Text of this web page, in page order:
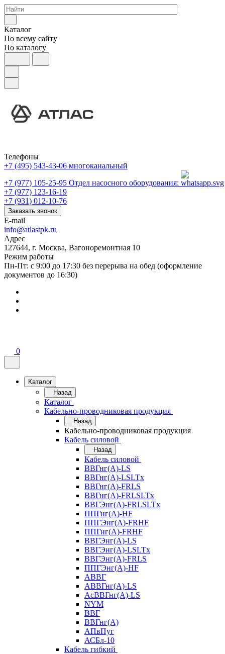
Каталог
По всему сайту
По каталогу
Телефоны
+7 (495) 543-43-06 многоканальный
+7 (977) 105-25-95 Отдел насосного оборудования:
+7 (977) 123-16-19
+7 (931) 012-10-76
Заказать звонок
E-mail
info@atlastpk.ru
Адрес
127644, г. Москва, Вагоноремонтная 10
Режим работы
Пн-Пт: с 9:00 до 17:30 без перерыва на обед (оформление
документов до 16:30)
0
Каталог
Назад
Каталог
Кабельно-проводниковая продукция
Назад
Кабельно-проводниковая продукция
Кабель силовой
Назад
Кабель силовой
ВВГнг(А)-LS
ВВГнг(А)-LSLTx
ВВГнг(А)-FRLS
ВВГнг(А)-FRLSLTx
ВВГЭнг(А)-FRLSLTx
ППГнг(А)-HF
ППГЭнг(А)-FRHF
ППГнг(А)-FRHF
ВВГЭнг(А)-LS
ВВГЭнг(А)-LSLTx
ВВГЭнг(А)-FRLS
ППГЭнг(А)-HF
АВВГ
АВВГнг(А)-LS
АсВВГнг(А)-LS
NYM
ВВГ
ВВГнг(А)
АПвПуг
АСБл-10
Кабель гибкий